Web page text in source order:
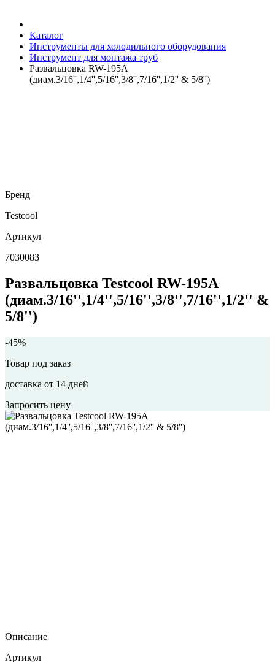
Каталог
Инструменты для холодильного оборудования
Инструмент для монтажа труб
Развальцовка RW-195A
(диам.3/16'',1/4'',5/16'',3/8'',7/16'',1/2'' & 5/8'')
Бренд
Testcool
Артикул
7030083
Развальцовка Testcool RW-195A
(диам.3/16'',1/4'',5/16'',3/8'',7/16'',1/2'' &
5/8'')
-45%
Товар под заказ
доставка от 14 дней
Запросить цену
Описание
Артикул